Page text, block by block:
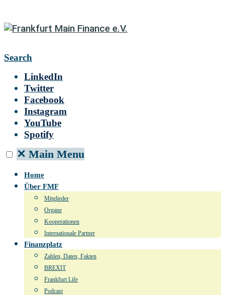
Search
LinkedIn
Twitter
Facebook
Instagram
YouTube
Spotify
✕ Main Menu
Home
Über FMF
Mitglieder
Organe
Kooperationen
Internationale Partner
Finanzplatz
Zahlen, Daten, Fakten
BREXIT
Frankfurt Life
Podcast